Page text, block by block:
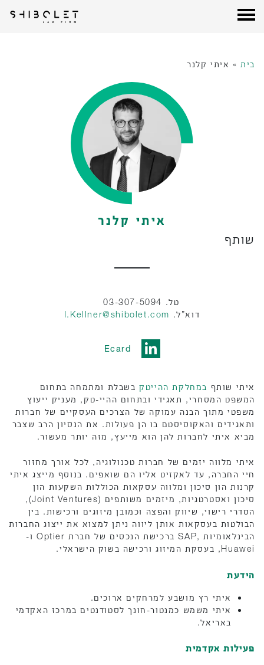
בית » איתי קלנר
איתי קלנר
שותף
טל. 03-307-5094
דוא”ל. I.Kellner@shibolet.com
Ecard
איתי שותף במחלקת ההייטקבשבלת ומתמחה בתחום
המשפט המסחרי, תאגידי ובתחום ההיי-טק, מעניק ייעוץ
משפטי מתוך הבנה עמוקה של הצרכים העסקיים של חברות
ותאגידים והאקוסיסטם בו הן פעולות. את הנסיון הרב שצבר
מביא איתי לחברות להן הוא מייעץ, מזה יותר מעשור.
איתי מלווה יזמים של חברות טכנולוגיה, לכל אורך מחזור
חיי החברה, עד לאקזיט אליו הם שואפים. בנוסף מייצג איתי
קרנות הון סיכון ומלווה עסקאות הכוללות השקעות הון
סיכון ואסטרטגיות, מיזמים משותפים (Joint Ventures),
הסדרי רישוי, שיווק והפצה וכמובן מיזוגים ורכישות. בין
הבולטות בעסקאות אותן ליווה ניתן למצוא את ייצוג החברות
הבינלאומיות ,SAP ברכישת הנכסים של חברת Optier ו-
Huawei, בעסקת המיזוג ורכישה בשוק הישראלי.
הידעת
איתי רץ מושבע למרחקים ארוכים.
איתי משמש כמנטור-חונך לסטודנטים במרכז האקדמי
באריאל.
פעילות אקדמית